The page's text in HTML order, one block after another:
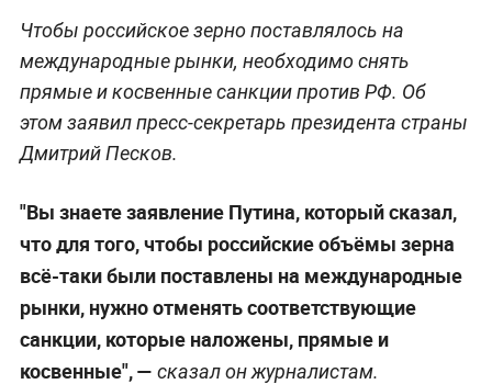
Чтобы российское зерно поставлялось на
международные рынки, необходимо снять
прямые и косвенные санкции против РФ. Об
этом заявил пресс-секретарь президента страны
Дмитрий Песков.
"Вы знаете заявление Путина, который сказал,
что для того, чтобы российские объёмы зерна
всё-таки были поставлены на международные
рынки, нужно отменять соответствующие
санкции, которые наложены, прямые и
косвенные", — сказал он журналистам.